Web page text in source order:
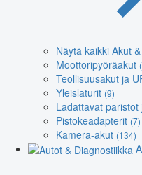
Näytä kaikki Akut
Moottoripyöräakut
Teollisuusakut ja
Yleislaturit (9)
Ladattavat paristot
Pistokeadapterit (7)
Kamera-akut (134)